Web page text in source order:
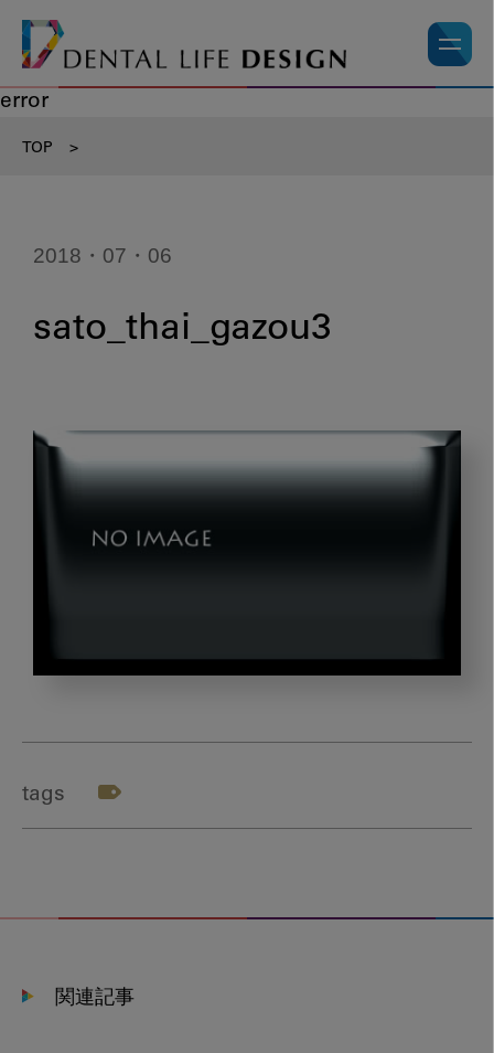
error
TOP >
2018・07・06
sato_thai_gazou3
tags
関連記事